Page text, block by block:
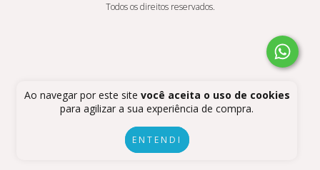
Ao navegar por este site você aceita o uso de cookies
para agilizar a sua experiência de compra.
ENTENDI
Todos os direitos reservados.